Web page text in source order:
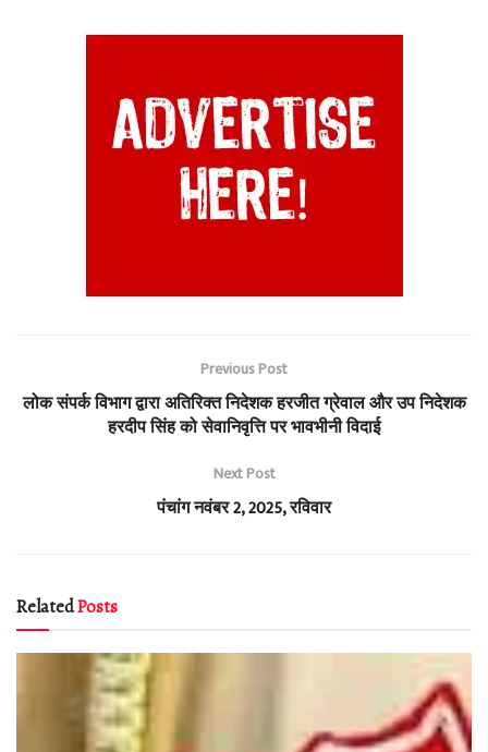
Previous Post
लोक संपर्क विभाग द्वारा अतिरिक्त निदेशक हरजीत ग्रेवाल और उप निदेशक
हरदीप सिंह को सेवानिवृत्ति पर भावभीनी विदाई
Next Post
पंचांग नवंबर 2, 2025, रविवार
RelatedPosts